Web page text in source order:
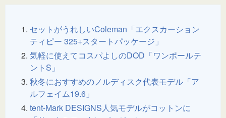
セットがうれしいColeman「エクスカーション
ティピー 325+スタートパッケージ」
気軽に使えてコスパよしのDOD「ワンポールテ
ントS」
秋冬におすすめのノルディスク代表モデル「ア
ルフェイム19.6」
tent-Mark DESIGNS人気モデルがコットンに